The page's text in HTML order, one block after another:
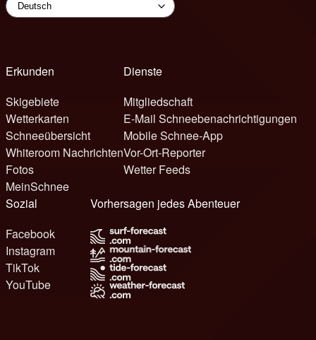
Erkunden
Skigebiete
Wetterkarten
Schneeübersicht
Whiteroom Nachrichten
Fotos
MeinSchnee
Dienste
Mitgliedschaft
E-Mail Schneebenachrichtigungen
Mobile Schnee-App
Vor-Ort-Reporter
Wetter Feeds
Sozial
Facebook
Instagram
TikTok
YouTube
Vorhersagen jedes Abenteuer